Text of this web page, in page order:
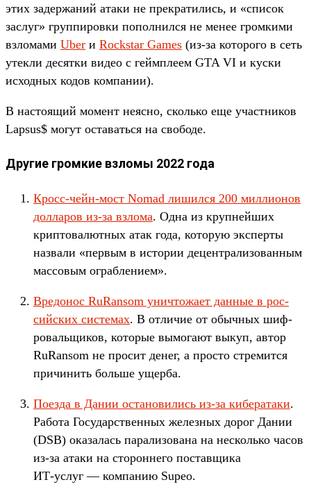
этих задер­жаний ата­ки не прек­ратились, и «спи­сок
зас­луг» груп­пиров­ки попол­нился не менее гром­кими
взло­мами Uber и Rockstar Games (из‑за которо­го в сеть
утек­ли десят­ки видео с гей­мпле­ем GTA VI и кус­ки
исходных кодов ком­пании).
В нас­тоящий момент неяс­но, сколь­ко еще учас­тни­ков
Lapsus$ могут оста­вать­ся на сво­боде.
Другие громкие взломы 2022 года
Кросс‑чейн‑мост Nomad лишил­ся 200 мил­лионов
дол­ларов из‑за взло­ма. Одна из круп­ней­ших
крип­товалют­ных атак года, которую экспер­ты
наз­вали «пер­вым в исто­рии децен­тра­лизо­ван­ным
мас­совым ограбле­нием».
Вре­донос RuRansom унич­тожа­ет дан­ные в рос­
сий­ских сис­темах. В отли­чие от обыч­ных шиф­
роваль­щиков, которые вымога­ют выкуп, автор
RuRansom не про­сит денег, а прос­то стре­мит­ся
при­чинить боль­ше ущер­ба.
По­езда в Дании оста­нови­лись из‑за кибера­таки.
Работа Государс­твен­ных желез­ных дорог Дании
(DSB) ока­залась парали­зова­на на нес­коль­ко часов
из‑за ата­ки на сто­рон­него пос­тавщи­ка
ИТ‑услуг — ком­панию Supeo.